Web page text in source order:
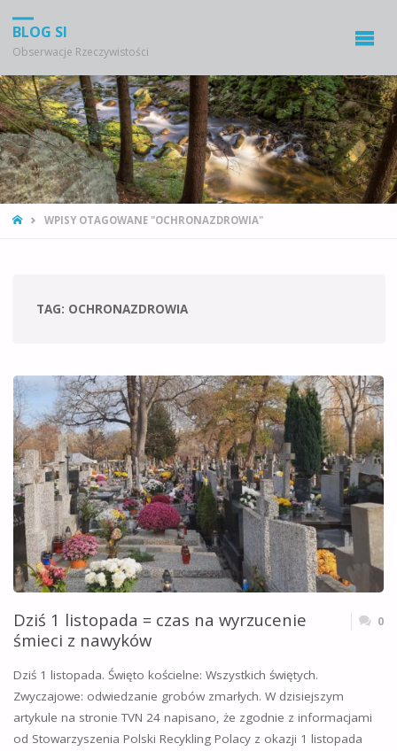
BLOG SI
Obserwacje Rzeczywistości
STRONA
WPISY OTAGOWANE "OCHRONAZDROWIA"
TAG: OCHRONAZDROWIA
Dziś 1 listopada = czas na wyrzucenie
śmieci z nawyków
0
Dziś 1 listopada. Święto kościelne: Wszystkich świętych.
Zwyczajowe: odwiedzanie grobów zmarłych. W dzisiejszym
artykule na stronie TVN 24 napisano, że zgodnie z informacjami
od Stowarzyszenia Polski Recykling Polacy z okazji 1 listopada